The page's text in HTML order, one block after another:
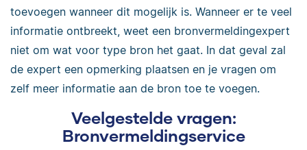
toevoegen wanneer dit mogelijk is. Wanneer er te veel
informatie ontbreekt, weet een bronvermeldingexpert
niet om wat voor type bron het gaat. In dat geval zal
de expert een opmerking plaatsen en je vragen om
zelf meer informatie aan de bron toe te voegen.
Veelgestelde vragen:
Bronvermeldingservice